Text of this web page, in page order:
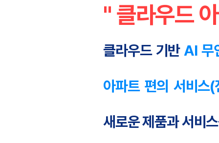
" 클라우드
클라우드 기반 AI 무
아파트 편의 서비스
새로운 제품과 서비